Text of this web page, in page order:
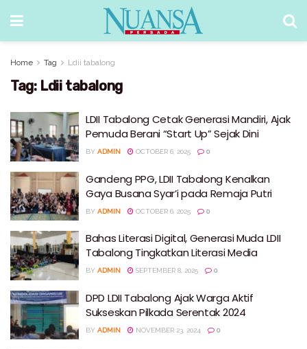
Home Tag Ldii tabalong
Tag: Ldii tabalong
LDII Tabalong Cetak Generasi Mandiri, Ajak
Pemuda Berani “Start Up” Sejak Dini
BY ADMIN OCTOBER 6, 2025 0
Gandeng PPG, LDII Tabalong Kenalkan
Gaya Busana Syar’i pada Remaja Putri
BY ADMIN OCTOBER 6, 2025 0
Bahas Literasi Digital, Generasi Muda LDII
Tabalong Tingkatkan Literasi Media
BY ADMIN SEPTEMBER 8, 2025 0
DPD LDII Tabalong Ajak Warga Aktif
Sukseskan Pilkada Serentak 2024
BY ADMIN NOVEMBER 23, 2024 0